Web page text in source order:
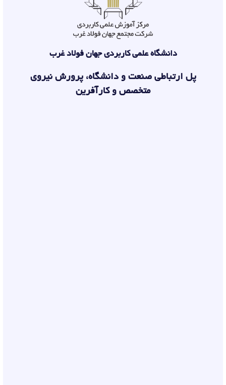
دانشگاه علمی کاربردی جهان فولاد غرب
پل ارتباطی صنعت و دانشگاه، پرورش نیروی
متخصص و کارآفرین